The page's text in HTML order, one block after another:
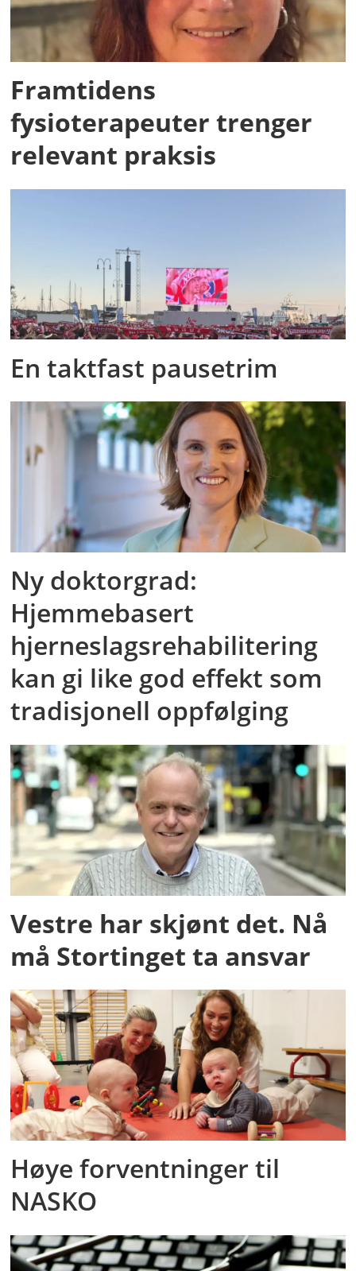
Framtidens
fysioterapeuter trenger
relevant praksis
En taktfast pausetrim
Ny doktorgrad:
Hjemmebasert
hjerneslagsrehabilitering
kan gi like god effekt som
tradisjonell oppfølging
Vestre har skjønt det. Nå
må Stortinget ta ansvar
Høye forventninger til
NASKO